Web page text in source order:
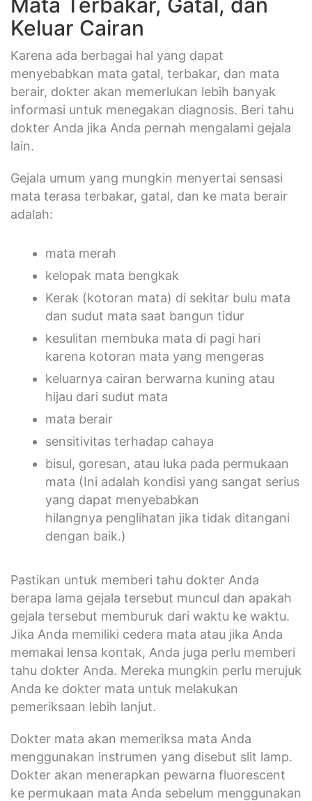
Keluar Cairan
Karena ada berbagai hal yang dapat
menyebabkan mata gatal, terbakar, dan mata
berair, dokter akan memerlukan lebih banyak
informasi untuk menegakan diagnosis. Beri tahu
dokter Anda jika Anda pernah mengalami gejala
lain.
Gejala umum yang mungkin menyertai sensasi
mata terasa terbakar, gatal, dan ke mata berair
adalah:
mata merah
kelopak mata bengkak
Kerak (kotoran mata) di sekitar bulu mata
dan sudut mata saat bangun tidur
kesulitan membuka mata di pagi hari
karena kotoran mata yang mengeras
keluarnya cairan berwarna kuning atau
hijau dari sudut mata
mata berair
sensitivitas terhadap cahaya
bisul, goresan, atau luka pada permukaan
mata (Ini adalah kondisi yang sangat serius
yang dapat menyebabkan
hilangnya penglihatan jika tidak ditangani
dengan baik.)
Pastikan untuk memberi tahu dokter Anda
berapa lama gejala tersebut muncul dan apakah
gejala tersebut memburuk dari waktu ke waktu.
Jika Anda memiliki cedera mata atau jika Anda
memakai lensa kontak, Anda juga perlu memberi
tahu dokter Anda. Mereka mungkin perlu merujuk
Anda ke dokter mata untuk melakukan
pemeriksaan lebih lanjut.
Dokter mata akan memeriksa mata Anda
menggunakan instrumen yang disebut slit lamp.
Dokter akan menerapkan pewarna fluorescent
ke permukaan mata Anda sebelum menggunakan